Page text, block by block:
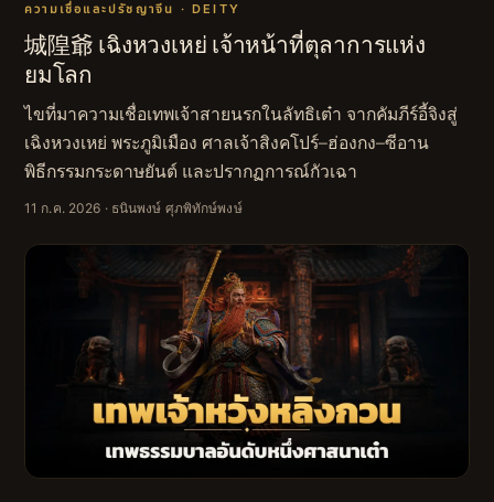
ความเชื่อและปรัชญาจีน · DEITY
城隍爺 เฉิงหวงเหย่ เจ้าหน้าที่ตุลาการแห่ง
ยมโลก
ไขที่มาความเชื่อเทพเจ้าสายนรกในลัทธิเต๋า จากคัมภีร์อี้จิงสู่
เฉิงหวงเหย่ พระภูมิเมือง ศาลเจ้าสิงคโปร์–ฮ่องกง–ซีอาน
พิธีกรรมกระดาษยันต์ และปรากฏการณ์กัวเฉา
11 ก.ค. 2026 · ธนินพงษ์ ศุภพิทักษ์พงษ์